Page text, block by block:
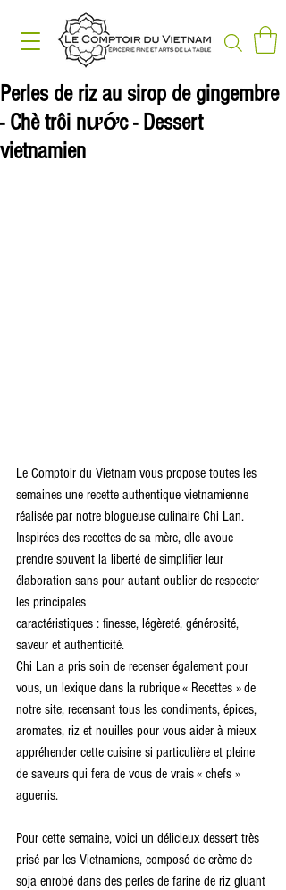
Perles de riz au sirop de gingembre
- Chè trôi nước - Dessert
vietnamien
Le Comptoir du Vietnam vous propose toutes les
semaines une recette authentique vietnamienne
réalisée par notre blogueuse culinaire Chi Lan.
Inspirées des recettes de sa mère, elle avoue
prendre souvent la liberté de simplifier leur
élaboration sans pour autant oublier de respecter
les principales
caractéristiques : finesse, légèreté, générosité,
saveur et authenticité.
Chi Lan a pris soin de recenser également pour
vous, un lexique dans la rubrique « Recettes » de
notre site, recensant tous les condiments, épices,
aromates, riz et nouilles pour vous aider à mieux
appréhender cette cuisine si particulière et pleine
de saveurs qui fera de vous de vrais « chefs »
aguerris.
Pour cette semaine, voici un délicieux dessert très
prisé par les Vietnamiens, composé de crème de
soja enrobé dans des perles de farine de riz gluant